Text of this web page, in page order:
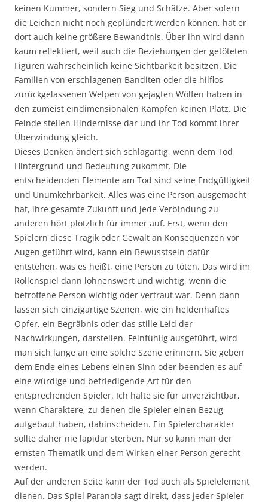
keinen Kummer, sondern Sieg und Schätze. Aber sofern
die Leichen nicht noch geplündert werden können, hat er
dort auch keine größere Bewandtnis. Über ihn wird dann
kaum reflektiert, weil auch die Beziehungen der getöteten
Figuren wahrscheinlich keine Sichtbarkeit besitzen. Die
Familien von erschlagenen Banditen oder die hilflos
zurückgelassenen Welpen von gejagten Wölfen haben in
den zumeist eindimensionalen Kämpfen keinen Platz. Die
Feinde stellen Hindernisse dar und ihr Tod kommt ihrer
Überwindung gleich.
Dieses Denken ändert sich schlagartig, wenn dem Tod
Hintergrund und Bedeutung zukommt. Die
entscheidenden Elemente am Tod sind seine Endgültigkeit
und Unumkehrbarkeit. Alles was eine Person ausgemacht
hat, ihre gesamte Zukunft und jede Verbindung zu
anderen hört plötzlich für immer auf. Erst, wenn den
Spielern diese Tragik oder Gewalt an Konsequenzen vor
Augen geführt wird, kann ein Bewusstsein dafür
entstehen, was es heißt, eine Person zu töten. Das wird im
Rollenspiel dann lohnenswert und wichtig, wenn die
betroffene Person wichtig oder vertraut war. Denn dann
lassen sich einzigartige Szenen, wie ein heldenhaftes
Opfer, ein Begräbnis oder das stille Leid der
Nachwirkungen, darstellen. Feinfühlig ausgeführt, wird
man sich lange an eine solche Szene erinnern. Sie geben
dem Ende eines Lebens einen Sinn oder beenden es auf
eine würdige und befriedigende Art für den
entsprechenden Spieler. Ich halte sie für unverzichtbar,
wenn Charaktere, zu denen die Spieler einen Bezug
aufgebaut haben, dahinscheiden. Ein Spielercharakter
sollte daher nie lapidar sterben. Nur so kann man der
ernsten Thematik und dem Wirken einer Person gerecht
werden.
Auf der anderen Seite kann der Tod auch als Spielelement
dienen. Das Spiel Paranoia sagt direkt, dass jeder Spieler